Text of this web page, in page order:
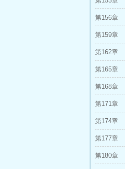
第156章
第159章
第162章
第165章
第168章
第171章
第174章
第177章
第180章